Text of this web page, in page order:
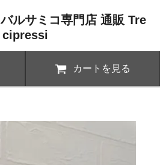
ルサミコ専門店 通販 Tre
cipressi
カートを見る